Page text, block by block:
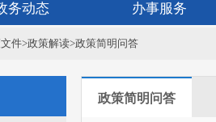
务动态 办事服务
件>政策解读>政策简明问答
政策简明问答